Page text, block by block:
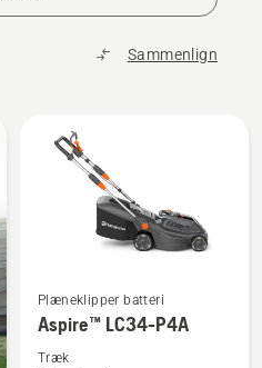
Sammenlign
Se
flere
Plæneklipper batteri
Aspire™ LC34-P4A
Træk